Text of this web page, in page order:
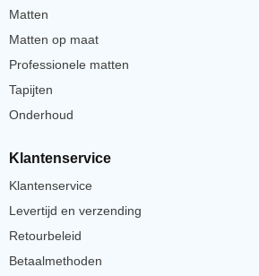
Matten
Matten op maat
Professionele matten
Tapijten
Onderhoud
Klantenservice
Klantenservice
Levertijd en verzending
Retourbeleid
Betaalmethoden